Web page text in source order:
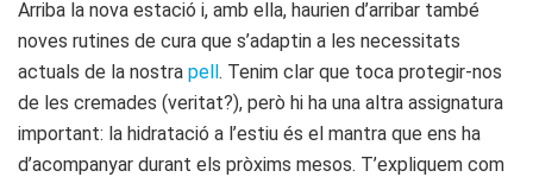
Arriba la nova estació i, amb ella, haurien d’arribar també
noves rutines de cura que s’adaptin a les necessitats
actuals de la nostra pell. Tenim clar que toca protegir-nos
de les cremades (veritat?), però hi ha una altra assignatura
important: la hidratació a l’estiu és el mantra que ens ha
d’acompanyar durant els pròxims mesos. T’expliquem com